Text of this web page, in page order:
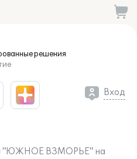
решения
Вход
"ЮЖНОЕ ВЗМОРЬЕ" на